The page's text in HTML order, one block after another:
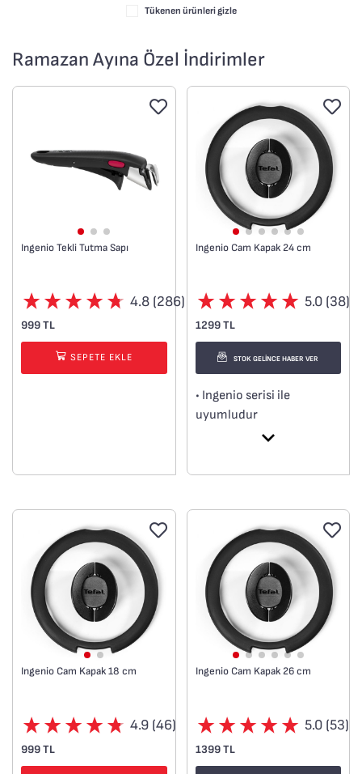
Tükenen ürünleri gizle
Ramazan Ayına Özel İndirimler
Ingenio Tekli Tutma Sapı
4.8 (286)
999 TL
SEPETE EKLE
Ingenio Cam Kapak 24 cm
5.0 (38)
1299 TL
STOK GELİNCE HABER VER
• Ingenio serisi ile
uyumludur
Ingenio Cam Kapak 18 cm
4.9 (46)
999 TL
Ingenio Cam Kapak 26 cm
5.0 (53)
1399 TL